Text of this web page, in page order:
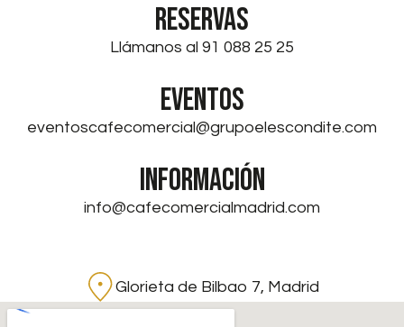
RESERVAS
Llámanos al 91 088 25 25
EVENTOS
eventoscafecomercial@grupoelescondite.com
INFORMACIÓN
info@cafecomercialmadrid.com
Glorieta de Bilbao 7, Madrid